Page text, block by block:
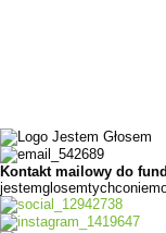
Kontakt mailowy do